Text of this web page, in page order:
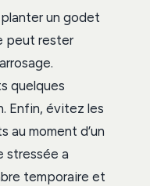
un godet
peut rester
quelques
Enfin, évitez les
au moment d’un
stressée a
temporaire et